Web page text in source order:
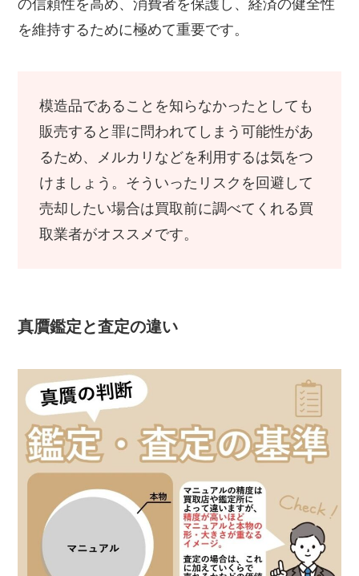
の信頼性を高め、消費者を保護し、経済の健全性
を維持するために極めて重要です。
模造品であることを知らなかったとしても
販売すると罪に問われてしまう可能性があ
るため、メルカリなどを利用するは気をつ
けましょう。そういったリスクを回避して
売却したい場合は買取前に調べてくれる買
取業者がオススメです。
真贋鑑定と査定の違い